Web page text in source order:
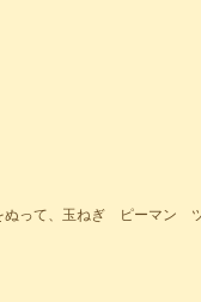
ぬって、玉ねぎ ピーマン